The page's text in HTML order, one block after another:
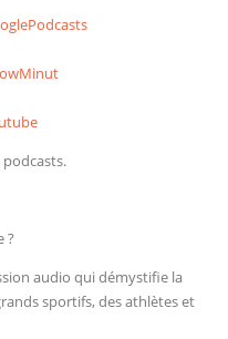
?
audio qui démystifie la
sportifs, des athlètes et